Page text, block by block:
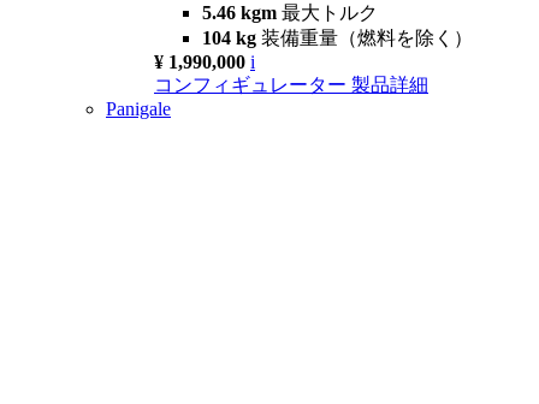
5.46 kgm 最大トルク
104 kg 装備重量（燃料を除く）
¥ 1,990,000 i
コンフィギュレーター 製品詳細
Panigale